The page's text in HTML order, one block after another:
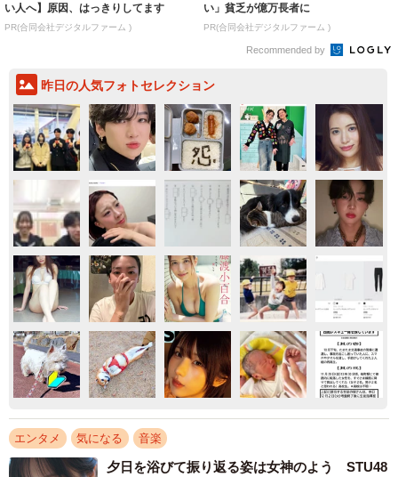
い人へ】原因、はっきりしてます
PR(合同会社デジタルファーム )
い」貧乏が億万長者に
PR(合同会社デジタルファーム )
Recommended by
昨日の人気フォトセレクション
エンタメ 気になる 音楽
夕日を浴びて振り返る姿は女神のよう STU48